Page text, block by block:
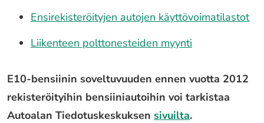
Ensirekisteröityjen autojen käyttövoimatilastot
Liikenteen polttonesteiden myynti
E10-bensiinin soveltuvuuden ennen vuotta 2012
rekisteröityihin bensiiniautoihin voi tarkistaa
Autoalan Tiedotuskeskuksen sivuilta.